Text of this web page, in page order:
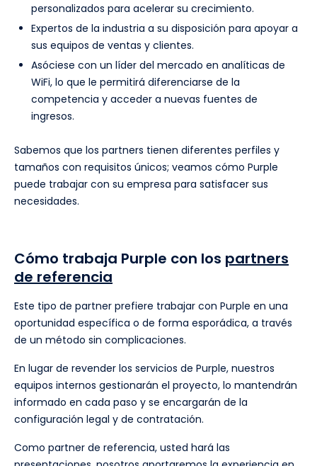
personalizados para acelerar su crecimiento.
Expertos de la industria a su disposición para apoyar a
sus equipos de ventas y clientes.
Asóciese con un líder del mercado en analíticas de
WiFi, lo que le permitirá diferenciarse de la
competencia y acceder a nuevas fuentes de
ingresos.
Sabemos que los partners tienen diferentes perfiles y
tamaños con requisitos únicos; veamos cómo Purple
puede trabajar con su empresa para satisfacer sus
necesidades.
Cómo trabaja Purple con los partners
de referencia
Este tipo de partner prefiere trabajar con Purple en una
oportunidad específica o de forma esporádica, a través
de un método sin complicaciones.
En lugar de revender los servicios de Purple, nuestros
equipos internos gestionarán el proyecto, lo mantendrán
informado en cada paso y se encargarán de la
configuración legal y de contratación.
Como partner de referencia, usted hará las